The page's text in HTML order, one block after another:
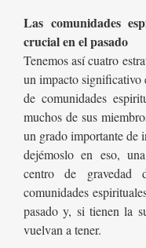
Las comunidades
crucial en el pasado
Tenemos así cuatro
un impacto significativo
de comunidades
muchos de sus
un grado importante de
dejémoslo en eso,
centro de gravedad
comunidades
pasado y, si tienen la
vuelvan a tener.